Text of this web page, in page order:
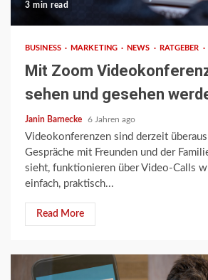
3 min read
BUSINESS MARKETING NEWS RATGEBER
Mit Zoom
sehen und gesehen
Janin Barnecke 6 Jahren ago
Videokonferenzen sind derzeit
Gespräche mit Freunden und der
sieht, funktionieren über Video-Calls
einfach, praktisch...
Read More